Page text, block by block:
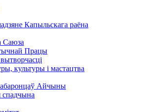
Капыльскага раёна
Саюза
Працы
культуры і мастацтва
абаронцаў Айчыны
спадчына